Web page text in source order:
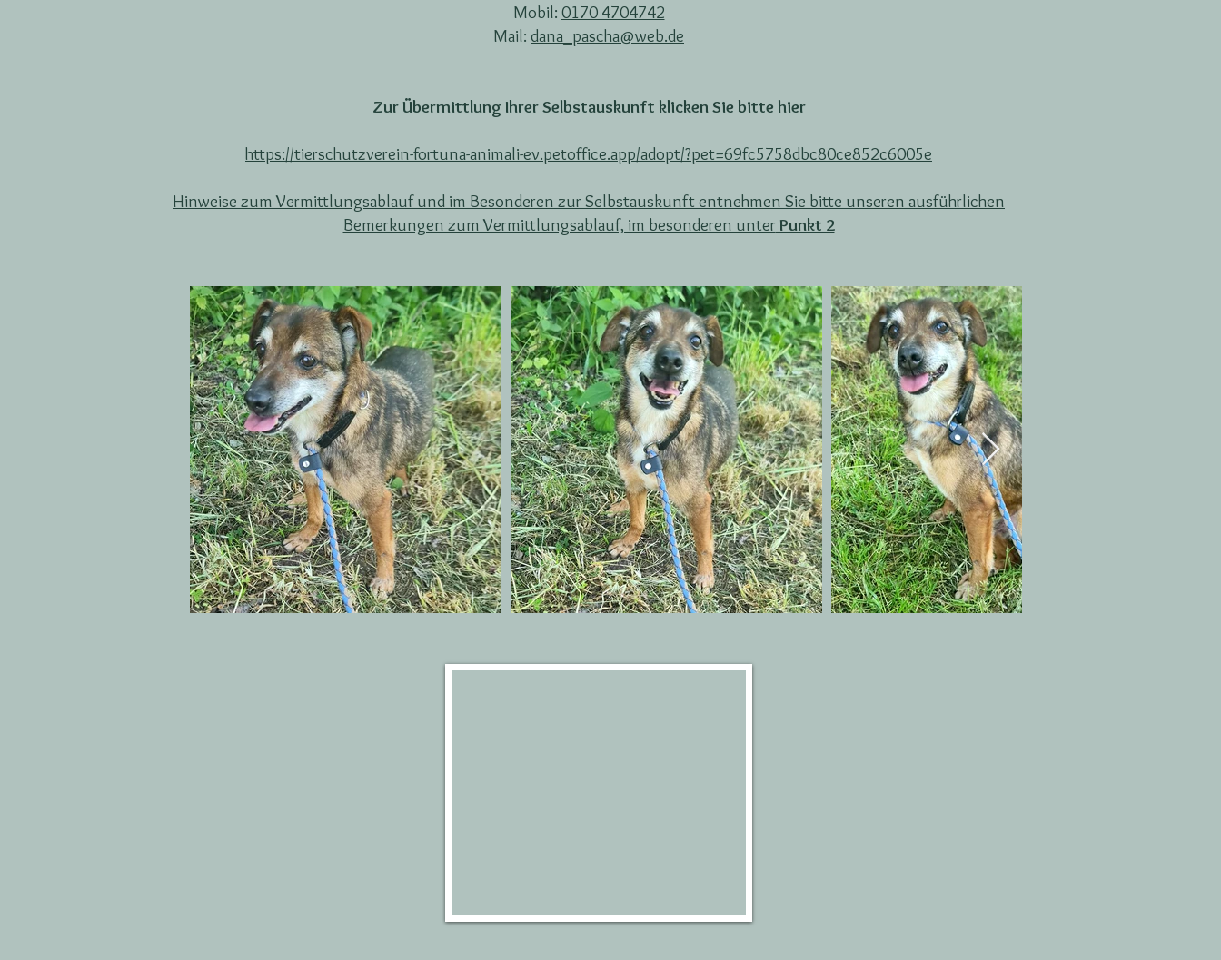
Mobil: 0170 4704742
Mail: dana_pascha@web.de
Zur Übermittlung Ihrer Selbstauskunft klicken Sie bitte hier
https://tierschutzverein-fortuna-animali-ev.petoffice.app/adopt/?pet=69fc5758dbc80ce852c6005e
Hinweise zum Vermittlungsablauf und im Besonderen zur Selbstauskunft entnehmen Sie bitte unseren ausführlichen
Bemerkungen zum Vermittlungsablauf, im besonderen unter Punkt 2